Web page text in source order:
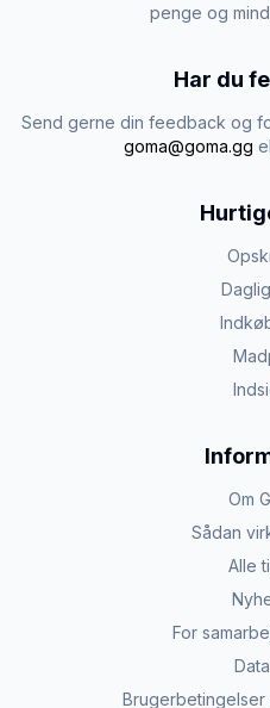
penge og
Har du
Send gerne din feedback og
goma@goma.gg
Om
Sådan
Alle
For